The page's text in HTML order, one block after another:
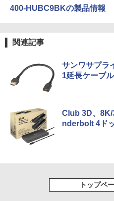
400-HUBC9BKの製品情報
関連記事
サンワサプラ
1延長ケーブル
Club 3D、8K/
nderbolt 4ド
トップペ